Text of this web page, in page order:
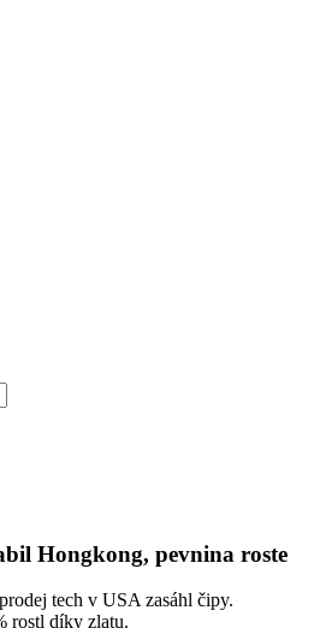
Hongkong, pevnina roste
tech v USA zasáhl čipy.
rostl díky zlatu.